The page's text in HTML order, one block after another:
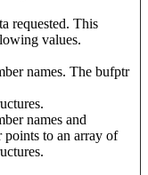
requested. This
values.
names. The bufptr
names and
points to an array of